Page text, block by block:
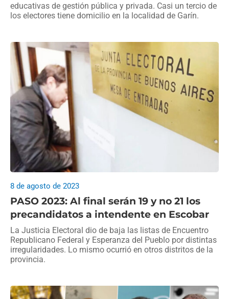
educativas de gestión pública y privada. Casi un tercio de
los electores tiene domicilio en la localidad de Garín.
PASO 2023: Al final serán 19 y no 21 los
precandidatos a intendente en Escobar
8 de agosto de 2023
La Justicia Electoral dio de baja las listas de Encuentro
Republicano Federal y Esperanza del Pueblo por distintas
irregularidades. Lo mismo ocurrió en otros distritos de la
provincia.